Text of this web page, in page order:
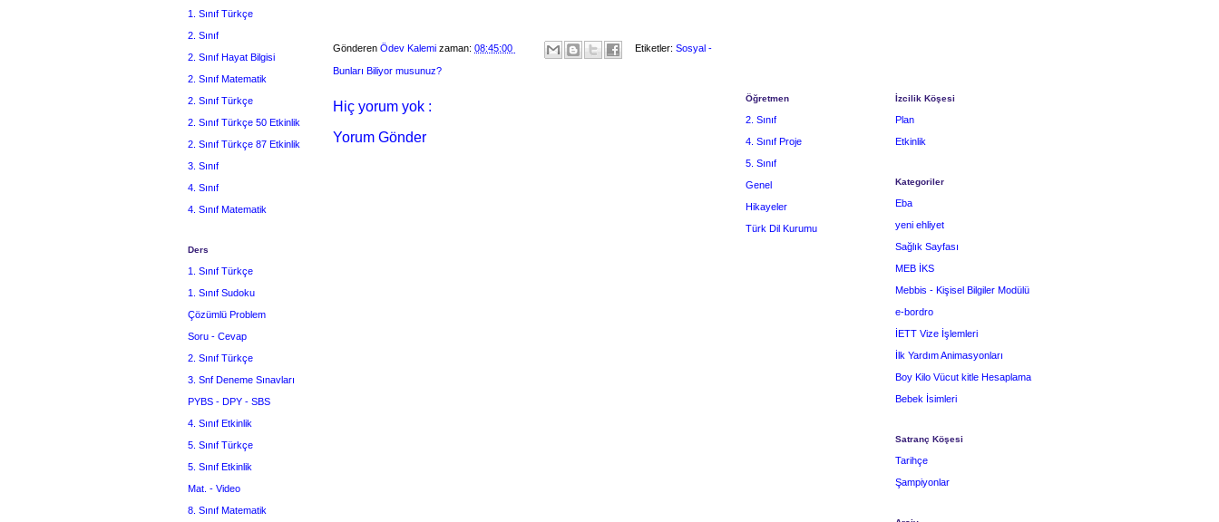
Gönderen Ödev Kalemi zaman: 08:45:00 Etiketler: Sosyal -
Bunları Biliyor musunuz?
Hiç yorum yok :
Yorum Gönder
1. Sınıf Türkçe
2. Sınıf
2. Sınıf Hayat Bilgisi
2. Sınıf Matematik
2. Sınıf Türkçe
2. Sınıf Türkçe 50 Etkinlik
2. Sınıf Türkçe 87 Etkinlik
3. Sınıf
4. Sınıf
4. Sınıf Matematik
Ders
1. Sınıf Türkçe
1. Sınıf Sudoku
Çözümlü Problem
Soru - Cevap
2. Sınıf Türkçe
3. Snf Deneme Sınavları
PYBS - DPY - SBS
4. Sınıf Etkinlik
5. Sınıf Türkçe
5. Sınıf Etkinlik
Mat. - Video
8. Sınıf Matematik
Öğretmen
2. Sınıf
4. Sınıf Proje
5. Sınıf
Genel
Hikayeler
Türk Dil Kurumu
İzcilik Köşesi
Plan
Etkinlik
Kategoriler
Eba
yeni ehliyet
Sağlık Sayfası
MEB İKS
Mebbis - Kişisel Bilgiler Modülü
e-bordro
İETT Vize İşlemleri
İlk Yardım Animasyonları
Boy Kilo Vücut kitle Hesaplama
Bebek İsimleri
Satranç Köşesi
Tarihçe
Şampiyonlar